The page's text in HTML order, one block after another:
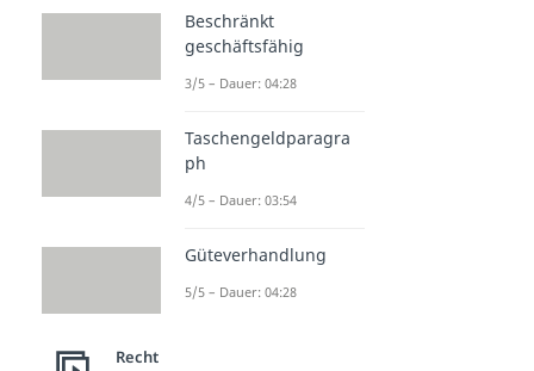
Beschränkt
geschäftsfähig
3/5 – Dauer: 04:28
Taschengeldparagra
ph
4/5 – Dauer: 03:54
Güteverhandlung
5/5 – Dauer: 04:28
Recht